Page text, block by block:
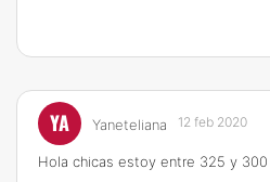
YA Yaneteliana 12 feb 2020
Hola chicas estoy entre 325 y